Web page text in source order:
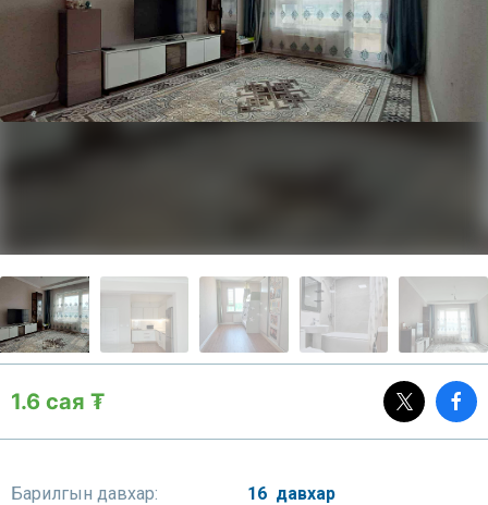
1.6 сая ₮
Барилгын давхар:
16 давхар